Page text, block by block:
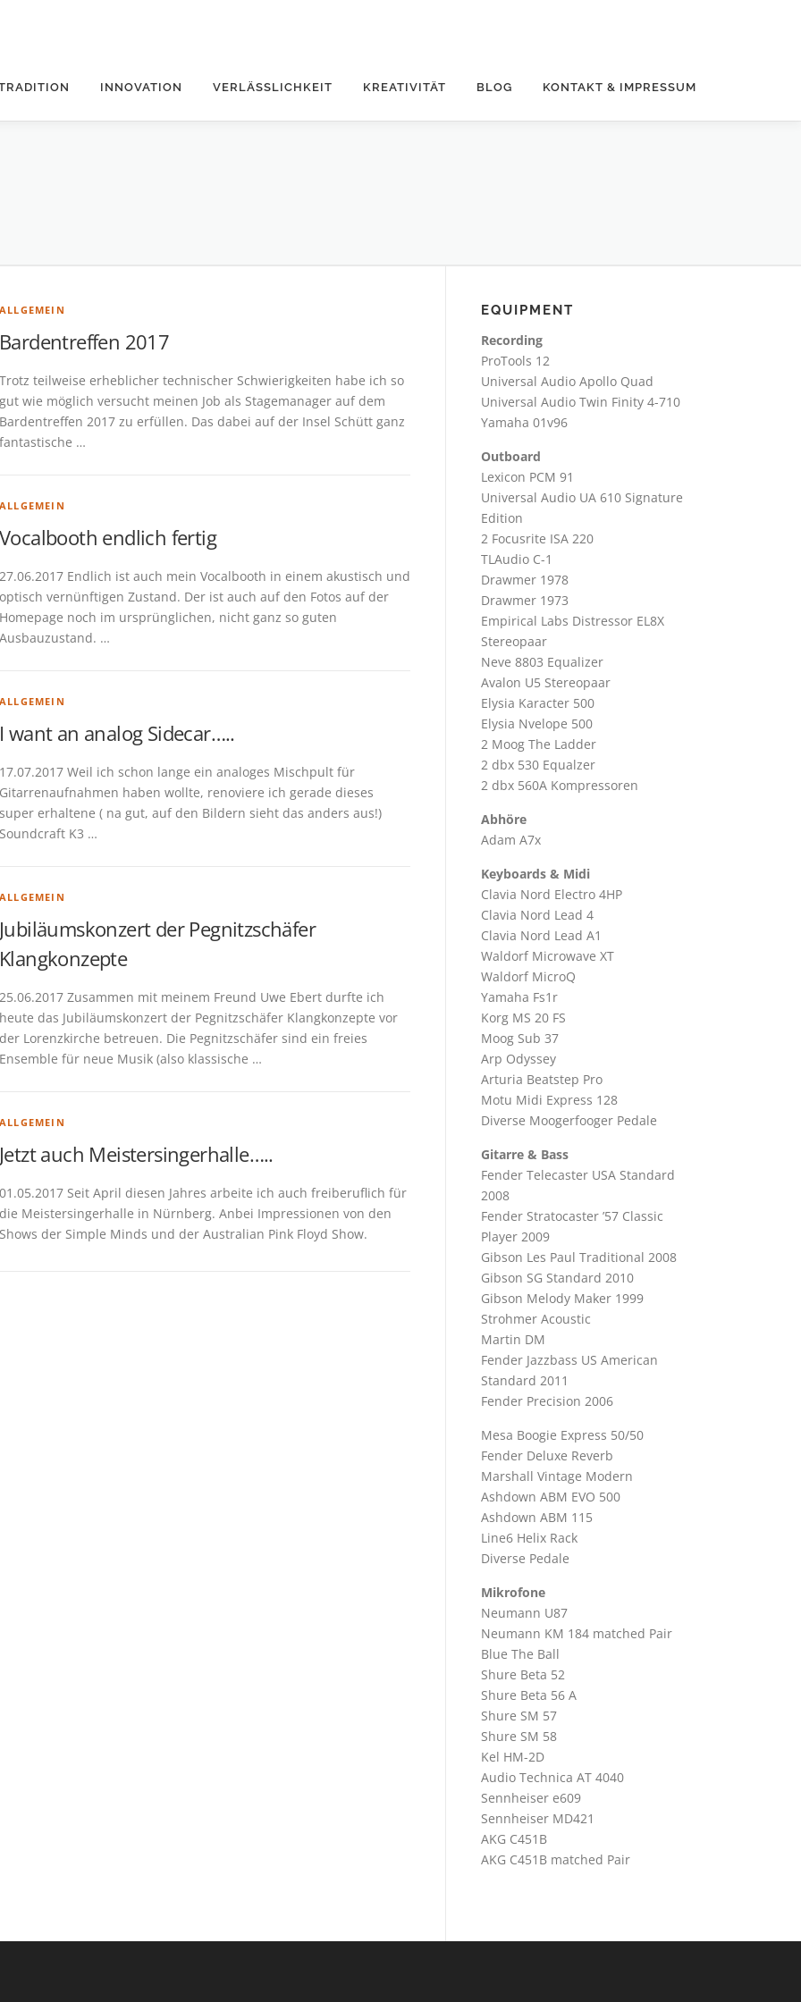
INNOVATION VERLÄSSLICHKEIT KREATIVITÄT BLOG KONTAKT & IMPRESSUM
ALLGEMEIN
Bardentreffen 2017
Trotz teilweise erheblicher technischer Schwierigkeiten habe ich so
gut wie möglich versucht meinen Job als Stagemanager auf dem
Bardentreffen 2017 zu erfüllen. Das dabei auf der Insel Schütt ganz
fantastische …
ALLGEMEIN
Vocalbooth endlich fertig
27.06.2017 Endlich ist auch mein Vocalbooth in einem akustisch und
optisch vernünftigen Zustand. Der ist auch auf den Fotos auf der
Homepage noch im ursprünglichen, nicht ganz so guten
Ausbauzustand. …
ALLGEMEIN
I want an analog Sidecar…..
17.07.2017 Weil ich schon lange ein analoges Mischpult für
Gitarrenaufnahmen haben wollte, renoviere ich gerade dieses
super erhaltene ( na gut, auf den Bildern sieht das anders aus!)
Soundcraft K3 …
ALLGEMEIN
Jubiläumskonzert der Pegnitzschäfer
Klangkonzepte
25.06.2017 Zusammen mit meinem Freund Uwe Ebert durfte ich
heute das Jubiläumskonzert der Pegnitzschäfer Klangkonzepte vor
der Lorenzkirche betreuen. Die Pegnitzschäfer sind ein freies
Ensemble für neue Musik (also klassische …
ALLGEMEIN
Jetzt auch Meistersingerhalle…..
01.05.2017 Seit April diesen Jahres arbeite ich auch freiberuflich für
die Meistersingerhalle in Nürnberg. Anbei Impressionen von den
Shows der Simple Minds und der Australian Pink Floyd Show.
EQUIPMENT
Recording
ProTools 12
Universal Audio Apollo Quad
Universal Audio Twin Finity 4-710
Yamaha 01v96
Outboard
Lexicon PCM 91
Universal Audio UA 610 Signature
Edition
2 Focusrite ISA 220
TLAudio C-1
Drawmer 1978
Drawmer 1973
Empirical Labs Distressor EL8X
Stereopaar
Neve 8803 Equalizer
Avalon U5 Stereopaar
Elysia Karacter 500
Elysia Nvelope 500
2 Moog The Ladder
2 dbx 530 Equalzer
2 dbx 560A Kompressoren
Abhöre
Adam A7x
Keyboards & Midi
Clavia Nord Electro 4HP
Clavia Nord Lead 4
Clavia Nord Lead A1
Waldorf Microwave XT
Waldorf MicroQ
Yamaha Fs1r
Korg MS 20 FS
Moog Sub 37
Arp Odyssey
Arturia Beatstep Pro
Motu Midi Express 128
Diverse Moogerfooger Pedale
Gitarre & Bass
Fender Telecaster USA Standard
2008
Fender Stratocaster ’57 Classic
Player 2009
Gibson Les Paul Traditional 2008
Gibson SG Standard 2010
Gibson Melody Maker 1999
Strohmer Acoustic
Martin DM
Fender Jazzbass US American
Standard 2011
Fender Precision 2006
Mesa Boogie Express 50/50
Fender Deluxe Reverb
Marshall Vintage Modern
Ashdown ABM EVO 500
Ashdown ABM 115
Line6 Helix Rack
Diverse Pedale
Mikrofone
Neumann U87
Neumann KM 184 matched Pair
Blue The Ball
Shure Beta 52
Shure Beta 56 A
Shure SM 57
Shure SM 58
Kel HM-2D
Audio Technica AT 4040
Sennheiser e609
Sennheiser MD421
AKG C451B
AKG C451B matched Pair